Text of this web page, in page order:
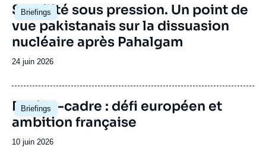
Briefings
Image
principale
Stabilité sous pression. Un point de
vue pakistanais sur la dissuasion
nucléaire après Pahalgam
Date
publication
24 juin 2026
Briefings
Image
principale
Nation-cadre : défi européen et
ambition française
Date
10 juin 2026